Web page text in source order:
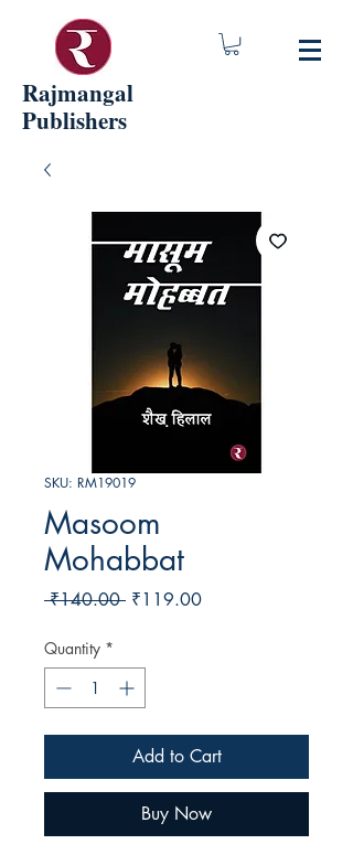
Rajmangal
Publishers
SKU: RM19019
Masoom
Mohabbat
₹140.00 Regular
₹119.00Sale
Quantity *
Add to Cart
Buy Now